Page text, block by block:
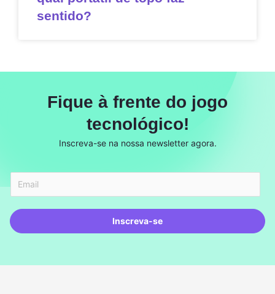
sentido?
Fique à frente do jogo
tecnológico!
Inscreva-se na nossa newsletter agora.
Inscreva-se